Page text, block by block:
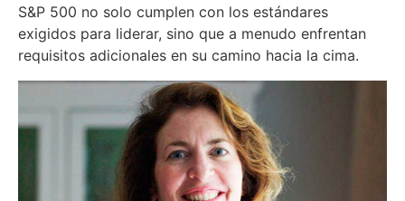
S&P 500 no solo cumplen con los estándares
exigidos para liderar, sino que a menudo enfrentan
requisitos adicionales en su camino hacia la cima.